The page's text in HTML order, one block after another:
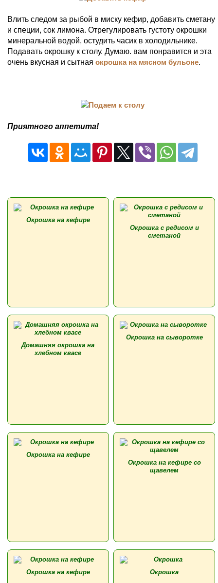
Влить следом за рыбой в миску кефир, добавить сметану
и специи, сок лимона. Отрегулировать густоту окрошки
минеральной водой, остудить часик в холодильнике.
Подавать окрошку к столу. Думаю. вам понравится и эта
очень вкусная и сытная окрошка на мясном бульоне.
Приятного аппетита!
Окрошка на кефире
Окрошка с редисом и
сметаной
Домашняя окрошка на
хлебном квасе
Окрошка на сыворотке
Окрошка на кефире
Окрошка на кефире со
щавелем
Окрошка на кефире Окрошка